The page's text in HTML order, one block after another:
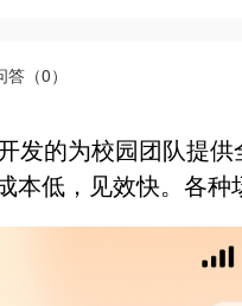
答（0）
发的为校园团队提
低，见效快。各种